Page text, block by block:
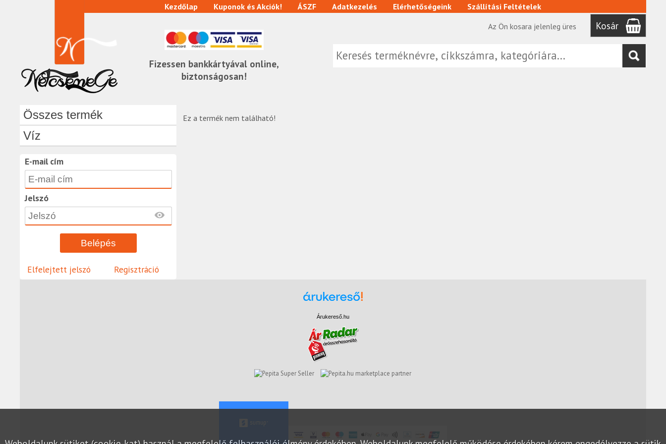
Fizessen bankkártyával online,
biztonságosan!
Kezdőlap Kuponok és Akciók! ÁSZF Adatkezelés Elérhetőségeink
Szállítási Feltételek
Az Ön kosara jelenleg üres
Kosár
Összes termék
Víz
E-mail cím
Jelszó
Elfelejtett jelszó Regisztráció
Ez a termék nem található!
Árukereső.hu
marketplace partner